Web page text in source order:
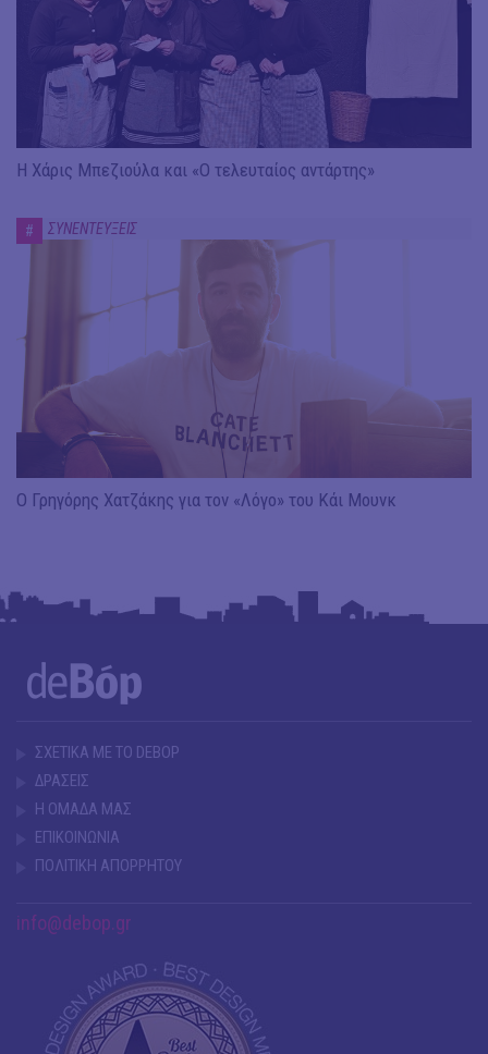
Η Χάρις Μπεζιούλα και «Ο τελευταίος αντάρτης»
# ΣΥΝΕΝΤΕΥΞΕΙΣ
Ο Γρηγόρης Χατζάκης για τον «Λόγο» του Κάι Μουνκ
ΣΧΕΤΙΚΑ ΜΕ ΤΟ DEBOP
ΔΡΑΣΕΙΣ
Η ΟΜΑΔΑ ΜΑΣ
ΕΠΙΚΟΙΝΩΝΙΑ
ΠΟΛΙΤΙΚΗ ΑΠΟΡΡΗΤΟΥ
info@debop.gr